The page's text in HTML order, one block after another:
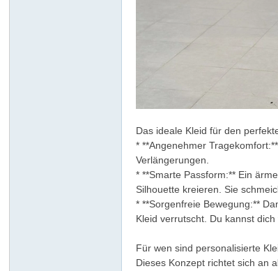
Das ideale Kleid für den
* **Angenehmer
Verlängerungen.
* **Smarte Passform:** Ein
Silhouette kreieren. Sie
* **Sorgenfreie Bewegung:**
Kleid verrutscht. Du kannst
Für wen sind personalisierte
Dieses Konzept richtet sich an